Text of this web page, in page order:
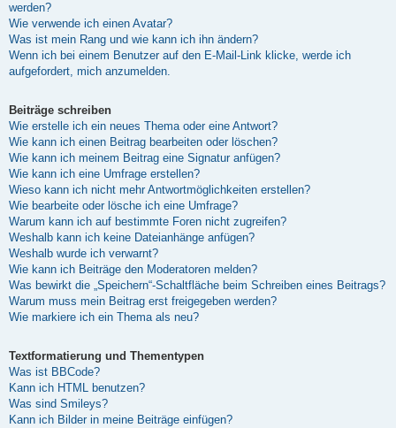
werden?
Wie verwende ich einen Avatar?
Was ist mein Rang und wie kann ich ihn ändern?
Wenn ich bei einem Benutzer auf den E-Mail-Link klicke, werde ich
aufgefordert, mich anzumelden.
Beiträge schreiben
Wie erstelle ich ein neues Thema oder eine Antwort?
Wie kann ich einen Beitrag bearbeiten oder löschen?
Wie kann ich meinem Beitrag eine Signatur anfügen?
Wie kann ich eine Umfrage erstellen?
Wieso kann ich nicht mehr Antwortmöglichkeiten erstellen?
Wie bearbeite oder lösche ich eine Umfrage?
Warum kann ich auf bestimmte Foren nicht zugreifen?
Weshalb kann ich keine Dateianhänge anfügen?
Weshalb wurde ich verwarnt?
Wie kann ich Beiträge den Moderatoren melden?
Was bewirkt die „Speichern“-Schaltfläche beim Schreiben eines Beitrags?
Warum muss mein Beitrag erst freigegeben werden?
Wie markiere ich ein Thema als neu?
Textformatierung und Thementypen
Was ist BBCode?
Kann ich HTML benutzen?
Was sind Smileys?
Kann ich Bilder in meine Beiträge einfügen?